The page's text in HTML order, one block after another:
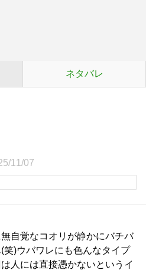
ネタバレ
11/07
自覚なコオリが静かにバチバ
笑)ウバワレにも色んなタイプ
人には直接憑かないというイ